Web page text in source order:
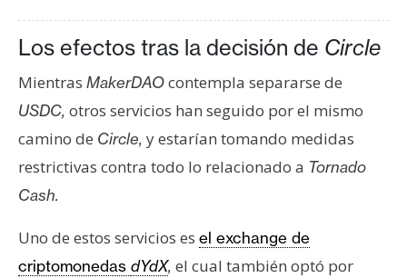
Los efectos tras la decisión de Circle
Mientras MakerDAOcontempla separarse de
USDC, otros servicios han seguido por el mismo
camino de Circle, y estarían tomando medidas
restrictivas contra todo lo relacionado a Tornado
Cash.
Uno de estos servicios es el exchange de
criptomonedas dYdX, el cual también optó por